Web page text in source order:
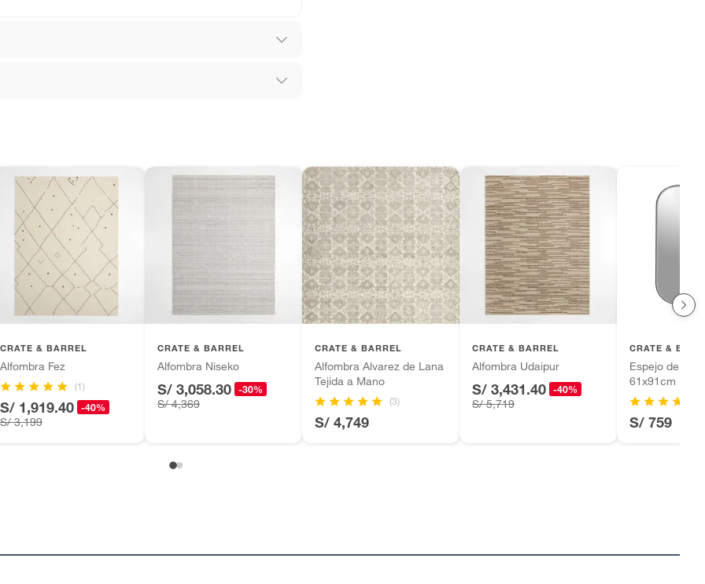
diferentes, otras con restricciones y algunas
tienen:
productos para asfalto, hormigón, albañilería.
productos para asfalto.
tecnología, línea blanca, colchones, muebles,
suplementos alimenticios, vitaminas.
CRATE & BARREL
Alfombra Fez
(1)
S/ 1,919.40 -40%
S/ 3,199
CRATE & BARREL
Alfombra Niseko
S/ 3,058.30 -30%
S/ 4,369
CRATE & BARREL
Alfombra Alvarez de Lana
Tejida a Mano
(3)
S/ 4,749
CRATE & BARREL
Alfombra Udaipur
S/ 3,431.40 -40%
S/ 5,719
CRATE &
Espejo de
61x91cm
S/ 759